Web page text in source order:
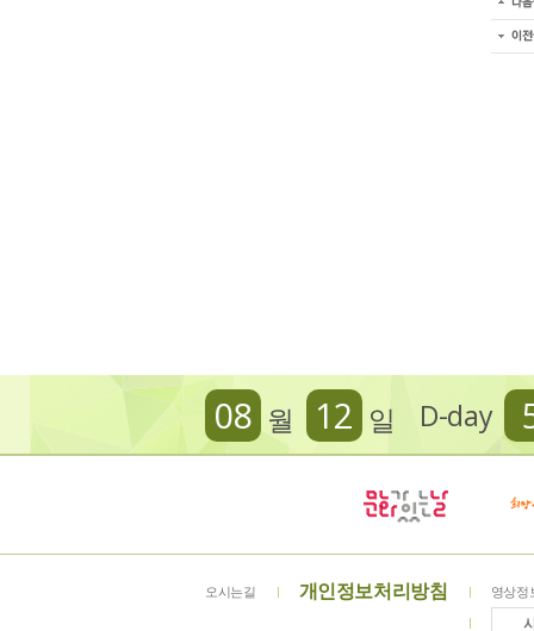
D-day
08 월 12 일
오시는길 개인정보처리방침 영상정